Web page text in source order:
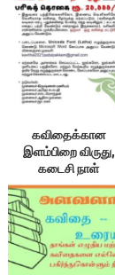
கவிதைக்கான
இளம்பிறை விருது,
கடைசி நாள்
30.11.2021